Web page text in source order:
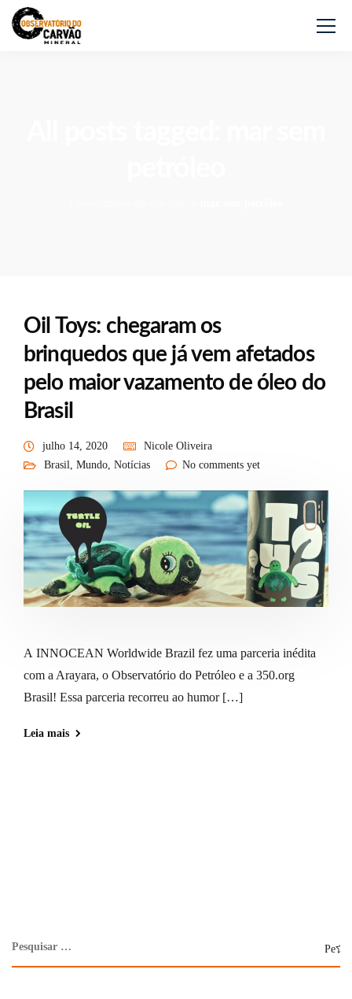
Oil Toys: chegaram os
brinquedos que já vem afetados
pelo maior vazamento de óleo do
Brasil
julho 14, 2020
Nicole Oliveira
Brasil, Mundo, Notícias No comments yet
A INNOCEAN Worldwide Brazil fez uma parceria inédita
com a Arayara, o Observatório do Petróleo e a 350.org
Brasil! Essa parceria recorreu ao humor […]
Leia mais